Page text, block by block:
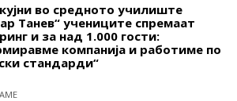
во средното училиште
Танев“ учениците спремаат
и за над 1.000 гости:
компанија и работиме по
стандарди“